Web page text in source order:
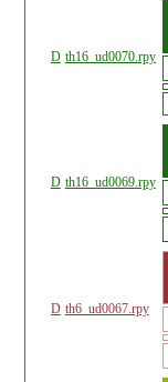
D th16_ud0070.rpy
D th16_ud0069.rpy
D th6_ud0067.rpy